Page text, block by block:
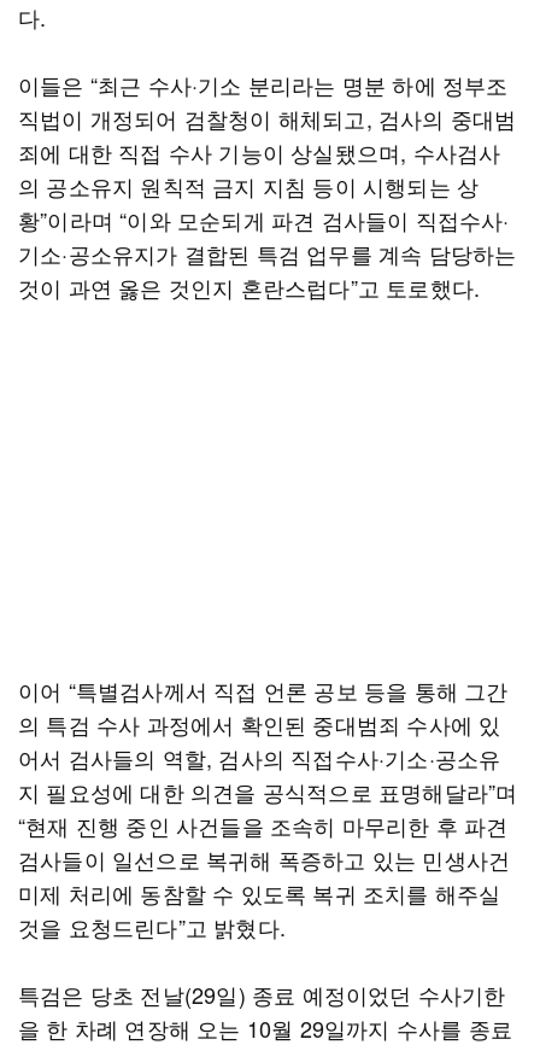
다.
이들은 “최근 수사·기소 분리라는 명분 하에 정부조
직법이 개정되어 검찰청이 해체되고, 검사의 중대범
죄에 대한 직접 수사 기능이 상실됐으며, 수사검사
의 공소유지 원칙적 금지 지침 등이 시행되는 상
황”이라며 “이와 모순되게 파견 검사들이 직접수사·
기소·공소유지가 결합된 특검 업무를 계속 담당하는
것이 과연 옳은 것인지 혼란스럽다”고 토로했다.
이어 “특별검사께서 직접 언론 공보 등을 통해 그간
의 특검 수사 과정에서 확인된 중대범죄 수사에 있
어서 검사들의 역할, 검사의 직접수사·기소·공소유
지 필요성에 대한 의견을 공식적으로 표명해달라”며
“현재 진행 중인 사건들을 조속히 마무리한 후 파견
검사들이 일선으로 복귀해 폭증하고 있는 민생사건
미제 처리에 동참할 수 있도록 복귀 조치를 해주실
것을 요청드린다”고 밝혔다.
특검은 당초 전날(29일) 종료 예정이었던 수사기한
을 한 차례 연장해 오는 10월 29일까지 수사를 종료